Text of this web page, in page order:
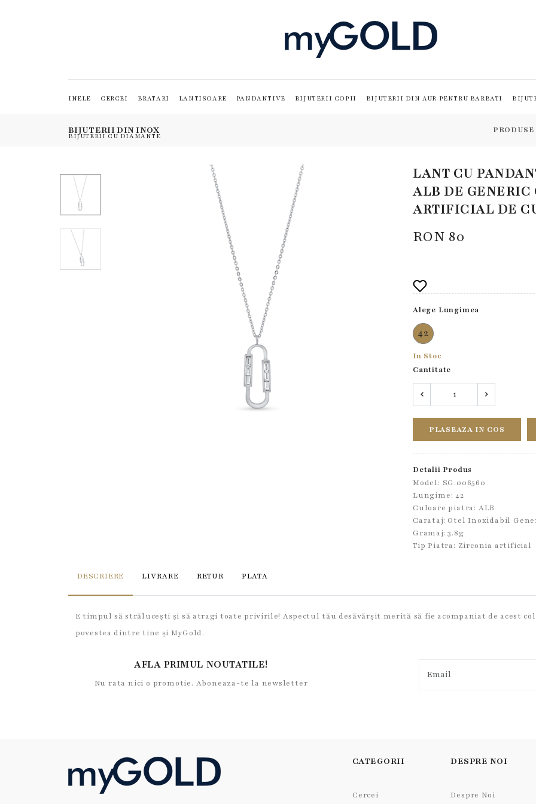
INELE CERCEI BRATARI LANTISOARE PANDANTIVE BIJUTERII COPII BIJUTERII DIN AUR PENTRU BARBATI
BIJUTERII CU DIAMANTE
BIJUTERII DIN INOX PRODUSE
LANT CU
ALB DE
ARTIFICIAL DE
RON 80
Alege Lungimea
42
In Stoc
Cantitate
PLASEAZA IN COS
Detalii Produs
Model: SG.006560
Lungime: 42
Culoare piatra: ALB
Carataj: Otel Inoxidabil
Gramaj: 3.8g
Tip Piatra: Zirconia artificial
DESCRIERE LIVRARE RETUR PLATA
E timpul să strălucești și să atragi toate privirile! Aspectul tău desăvărșit merită să fie acompaniat de acest
povestea dintre tine și MyGold.
AFLA PRIMUL NOUTATILE!
Nu rata nici o promotie. Aboneaza-te la newsletter
CATEGORII
Cercei
DESPRE NOI
Despre Noi